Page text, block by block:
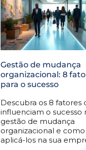
Gestão de mudança
organizacional: 8
para o sucesso
Descubra os 8 fatores
influenciam o sucesso
gestão de mudança
organizacional e como
aplicá-los na sua